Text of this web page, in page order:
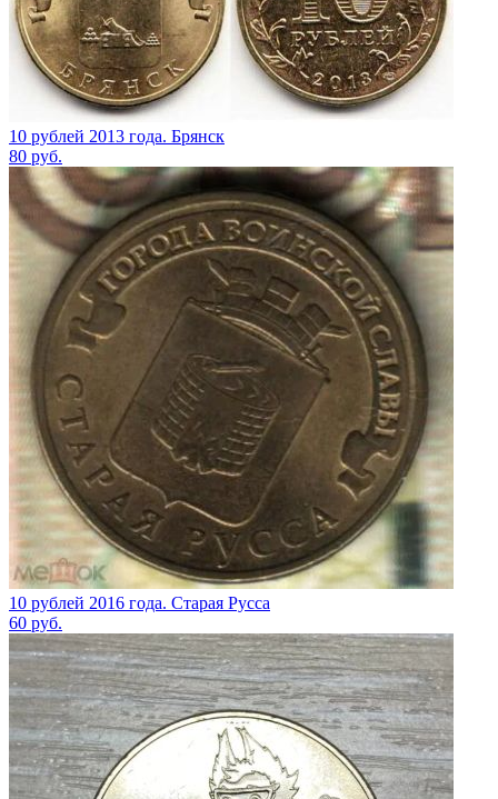
10 рублей 2013 года. Брянск
80 руб.
10 рублей 2016 года. Старая Русса
60 руб.